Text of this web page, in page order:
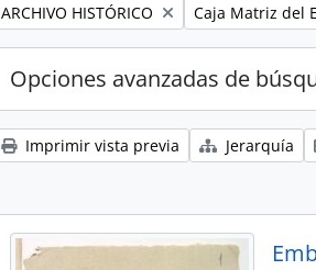
Remove filter:
ARCHIVO HISTÓRICO Remove filter:
Caja Matriz del
Opciones avanzadas de
Imprimir vista previa Jerarquía